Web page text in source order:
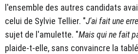
l'ensemble des autres candidats
celui de Sylvie Tellier. "J'ai fait une
sujet de l'amulette. "Mais qui ne fait
plaide-t-elle, sans convaincre la